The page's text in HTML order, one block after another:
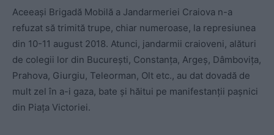
Aceeași Brigadă Mobilă a Jandarmeriei Craiova n-a
refuzat să trimită trupe, chiar numeroase, la represiunea
din 10-11 august 2018. Atunci, jandarmii craioveni, alături
de colegii lor din București, Constanța, Argeș, Dâmbovița,
Prahova, Giurgiu, Teleorman, Olt etc., au dat dovadă de
mult zel în a-i gaza, bate și hăitui pe manifestanții pașnici
din Piața Victoriei.